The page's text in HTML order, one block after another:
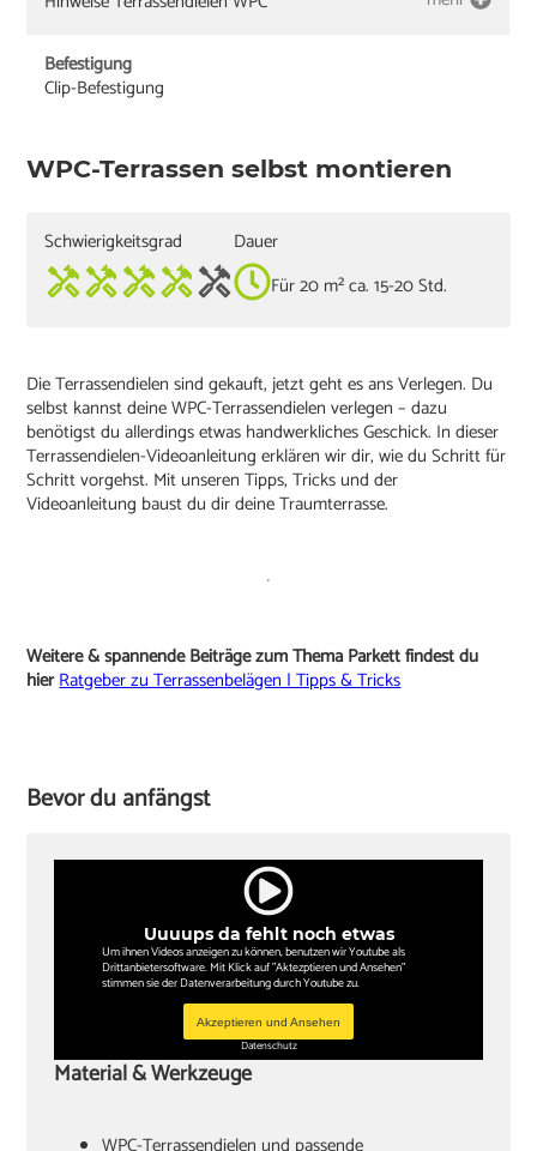
Befestigung
Clip-Befestigung
WPC-Terrassen selbst montieren
Schwierigkeitsgrad
Dauer
Für 20 m² ca. 15-20 Std.
Die Terrassendielen sind gekauft, jetzt geht es ans Verlegen. Du
selbst kannst deine WPC-Terrassendielen verlegen – dazu
benötigst du allerdings etwas handwerkliches Geschick. In dieser
Terrassendielen-Videoanleitung erklären wir dir, wie du Schritt für
Schritt vorgehst. Mit unseren Tipps, Tricks und der
Videoanleitung baust du dir deine Traumterrasse.
Weitere & spannende Beiträge zum Thema Parkett findest du
hierRatgeber zu Terrassenbelägen | Tipps & Tricks
Bevor du anfängst
Uuuups da fehlt noch etwas
Um ihnen Videos anzeigen zu können, benutzen wir Youtube als
Drittanbietersoftware. Mit Klick auf "Aktezptieren und Ansehen"
stimmen sie der Datenverarbeitung durch Youtube zu.
Akzeptieren und Ansehen
Datenschutz
Material & Werkzeuge